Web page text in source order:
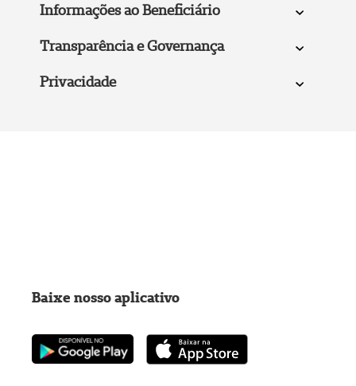
Informações ao Beneficiário
Transparência e Governança
Privacidade
Baixe nosso aplicativo